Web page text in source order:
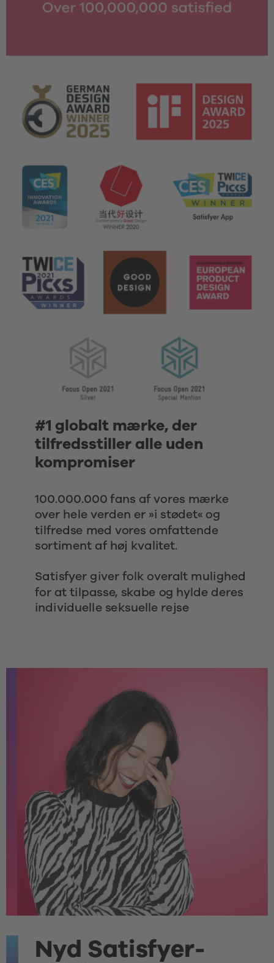
#1 globalt mærke, der
tilfredsstiller alle uden
kompromiser
100.000.000 fans af vores mærke
over hele verden er »i stødet« og
tilfredse med vores omfattende
sortiment af høj kvalitet.
Satisfyer giver folk overalt mulighed
for at tilpasse, skabe og hylde deres
individuelle seksuelle rejse
Nyd Satisfyer-